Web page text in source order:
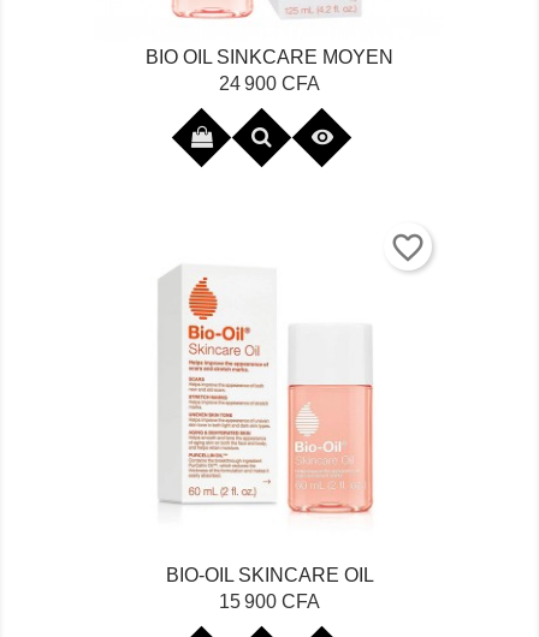
BIO OIL SINKCARE MOYEN
Prix
24 900 CFA

favorite_border
BIO-OIL SKINCARE OIL
Prix
15 900 CFA